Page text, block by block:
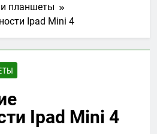
планшеты
Ipad Mini 4
Ipad Mini 4